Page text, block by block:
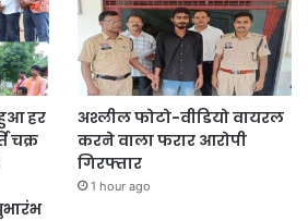
हर
चक्र
अश्लील फोटो-वीडियो वायरल
करने वाला फरार आरोपी
गिरफ्तार
1 hour ago